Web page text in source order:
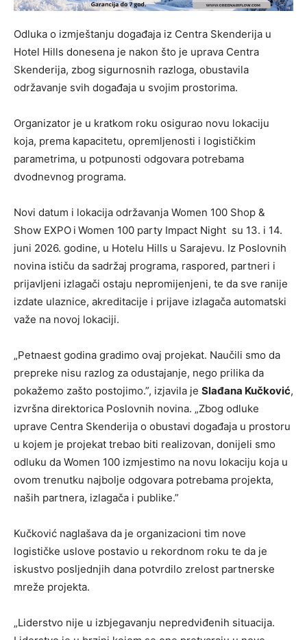
Odluka o izmještanju događaja iz Centra Skenderija u
Hotel Hills donesena je nakon što je uprava Centra
Skenderija, zbog sigurnosnih razloga, obustavila
održavanje svih događaja u svojim prostorima.
Organizator je u kratkom roku osigurao novu lokaciju
koja, prema kapacitetu, opremljenosti i logističkim
parametrima, u potpunosti odgovara potrebama
dvodnevnog programa.
Novi datum i lokacija održavanja Women 100 Shop &
Show EXPO i Women 100 party Impact Night su 13. i 14.
juni 2026. godine, u Hotelu Hills u Sarajevu. Iz Poslovnih
novina ističu da sadržaj programa, raspored, partneri i
prijavljeni izlagači ostaju nepromijenjeni, te da sve ranije
izdate ulaznice, akreditacije i prijave izlagača automatski
važe na novoj lokaciji.
„Petnaest godina gradimo ovaj projekat. Naučili smo da
prepreke nisu razlog za odustajanje, nego prilika da
pokažemo zašto postojimo.”, izjavila je Slađana Kučković,
izvršna direktorica Poslovnih novina. „Zbog odluke
uprave Centra Skenderija o obustavi događaja u prostoru
u kojem je projekat trebao biti realizovan, donijeli smo
odluku da Women 100 izmjestimo na novu lokaciju koja u
ovom trenutku najbolje odgovara potrebama projekta,
naših partnera, izlagača i publike.”
Kučković naglašava da je organizacioni tim nove
logističke uslove postavio u rekordnom roku te da je
iskustvo posljednjih dana potvrdilo zrelost partnerske
mreže projekta.
„Liderstvo nije u izbjegavanju nepredviđenih situacija.